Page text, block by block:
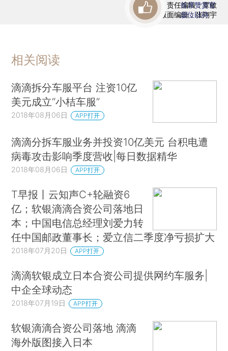
责任编辑：覃敏
版面编辑：张翔宇
首席赞赏官
虚位以待
相关阅读
滴滴拆分车服平台 注资10亿
美元成立“小桔车服”
2018年08月06日 APP打开
滴滴分拆车服业务并投资10亿美元 台积电遭
病毒攻击影响季度营收|每日数据精华
2018年08月06日 APP打开
T早报丨云知声C+轮融资6
亿；软银滴滴合资公司落地日
本；中国电信总经理刘爱力转
任中国邮政董事长；爱立信二季度净亏损扩大
2018年07月20日 APP打开
滴滴软银成立日本合资公司提供网约车服务|
中企全球动态
2018年07月19日 APP打开
软银滴滴合资公司落地 滴滴
海外版图接入日本